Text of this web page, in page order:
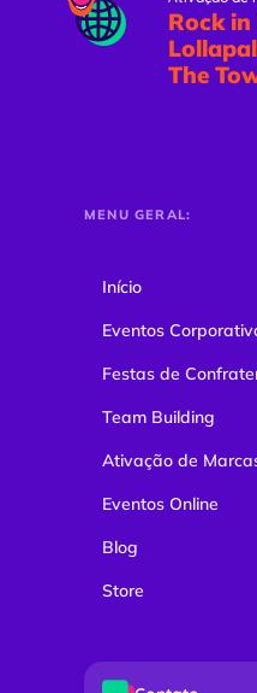
Rock in
The
MENU GERAL:
Início
Eventos
Festas de
Team Building
Ativação de
Eventos Online
Blog
Store